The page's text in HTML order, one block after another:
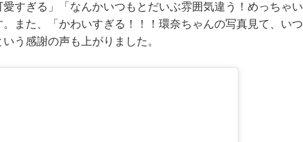
すぎる」「なんかいつもとだいぶ雰囲気違う！めっちゃい
また、「かわいすぎる！！！環奈ちゃんの写真見て、いつ
う感謝の声も上がりました。